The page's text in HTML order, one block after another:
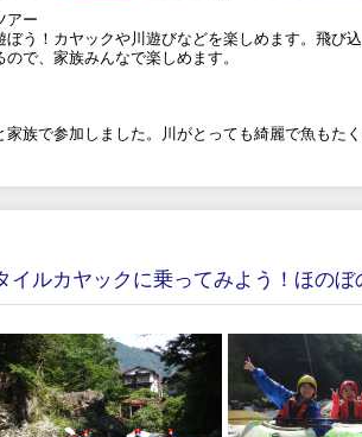
アー
う！カヤックや川遊びなどを楽しめます。飛び
で、家族みんなで楽しめます。
族で参加しました。川がとっても綺麗で魚もた
イルカヤックに乗ってみよう！ほの